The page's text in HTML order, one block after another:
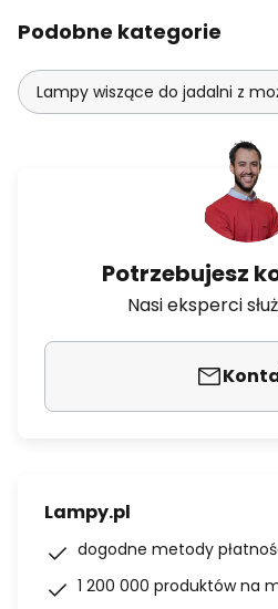
Podobne kategorie
Lampy wiszące do jadalni z
Potrzebujesz
Nasi eksperci
Lampy.pl
dogodne metody
1 200 000 produktów na